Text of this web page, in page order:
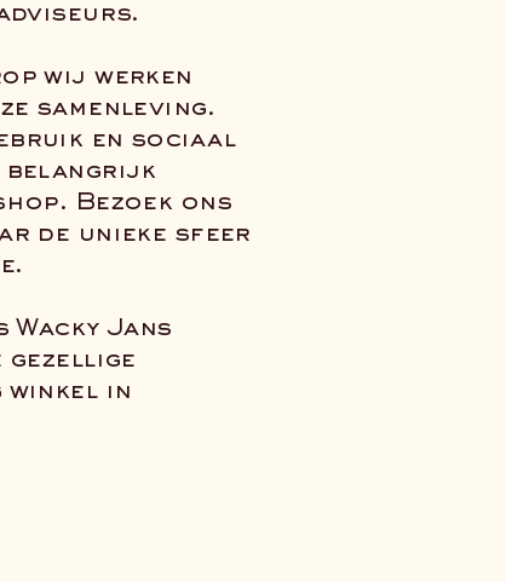
wij werken
samenleving.
en sociaal
belangrijk
Bezoek ons
de unieke sfeer
Wacky Jans
gezellige
winkel in